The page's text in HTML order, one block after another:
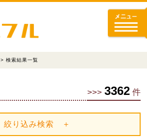
> 検索結果一覧
>>> 3362 件
絞り込み検索 ＋